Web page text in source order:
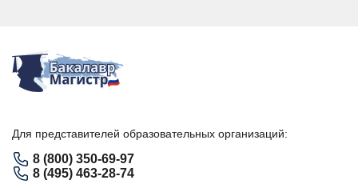
Для представителей образовательных организаций:
8 (800) 350-69-97
8 (495) 463-28-74